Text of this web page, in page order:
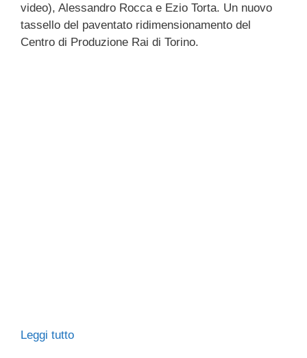
video), Alessandro Rocca e Ezio Torta. Un nuovo
tassello del paventato ridimensionamento del
Centro di Produzione Rai di Torino.
Leggi tutto